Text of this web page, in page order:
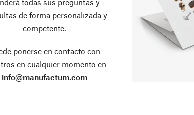
todas sus preguntas y
de forma personalizada y
competente.
ponerse en contacto con
en cualquier momento en
info@manufactum.com